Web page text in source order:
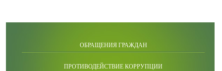
ОБРАЩЕНИЯ ГРАЖДАН
ПРОТИВОДЕЙСТВИЕ КОРРУПЦИИ